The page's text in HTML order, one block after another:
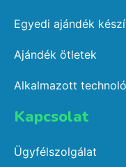
Egyedi ajándék
Ajándék ötletek
Alkalmazott
Kapcsolat​
Ügyfélszolgálat